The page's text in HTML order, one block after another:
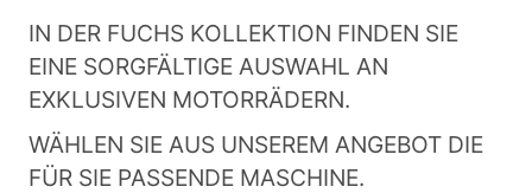
IN DER FUCHS KOLLEKTION FINDEN SIE
EINE SORGFÄLTIGE AUSWAHL AN
EXKLUSIVEN MOTORRÄDERN.
WÄHLEN SIE AUS UNSEREM ANGEBOT DIE
FÜR SIE PASSENDE MASCHINE.